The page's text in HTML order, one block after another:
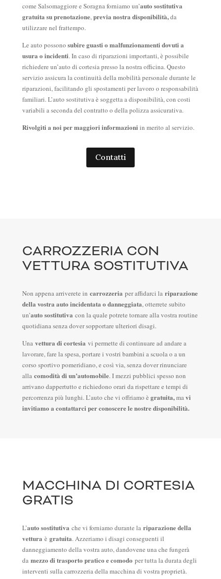
come Salsomaggiore e Soragna forniamo un’auto sostitutiva
gratuita su prenotazione, previa nostra disponibilità,da
utilizzare nel frattempo.
Le auto possono subire guasti o malfunzionamenti dovuti a
usura o incidenti. In caso di riparazioni importanti, è possibile
richiedere un’auto di cortesia presso la nostra officina. Questo
servizio assicura la continuità della mobilità personale durante le
riparazioni, facilitando gli spostamenti per lavoro o responsabilità
familiari. L’auto sostitutiva è soggetta a disponibilità, con costi
variabili a seconda del contratto o della polizza assicurativa.
Rivolgiti a noi per maggiori informazioni in merito al servizio.
Contatti
CARROZZERIA CON
VETTURA SOSTITUTIVA
Non appena arriverete in carrozzeria per affidarci la riparazione
della vostra auto incidentata o danneggiata, otterrete subito
un’auto sostitutiva con la quale potrete tornare alla vostra routine
quotidiana senza dover sopportare ulteriori disagi.
Una vettura di cortesia vi permette di continuare ad andare a
lavorare, fare la spesa, portare i vostri bambini a scuola o a un
corso sportivo pomeridiano, e così via, senza dover rinunciare
alla comodità di un’automobile. I mezzi pubblici spesso non
arrivano dappertutto e richiedono orari da rispettare e tempi di
percorrenza più lunghi. L’auto che vi offriamo è gratuita,mavi
invitiamo a contattarci per conoscere le nostre disponibilità.
MACCHINA DI CORTESIA
GRATIS
L’auto sostitutiva che vi forniamo durante la riparazione della
vettura è gratuita. Azzeriamo i disagi conseguenti il
danneggiamento della vostra auto, dandovene una che fungerà
da mezzo di trasporto pratico e comodo per tutta la durata degli
interventi sulla carrozzeria della macchina di vostra proprietà.